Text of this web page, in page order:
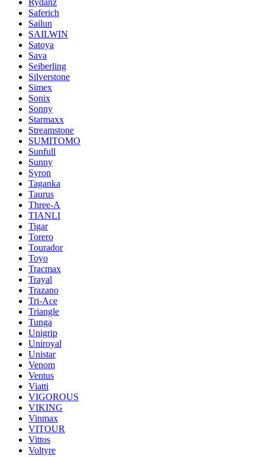
Saferich
Sailun
SAILWIN
Satoya
Sava
Seiberling
Silverstone
Simex
Sonix
Sonny
Starmaxx
Streamstone
SUMITOMO
Sunfull
Sunny
Syron
Taganka
Taurus
Three-A
TIANLI
Tigar
Torero
Tourador
Toyo
Tracmax
Trayal
Trazano
Tri-Ace
Triangle
Tunga
Unigrip
Uniroyal
Unistar
Venom
Ventus
Viatti
VIGOROUS
VIKING
Vinmax
VITOUR
Vittos
Voltyre